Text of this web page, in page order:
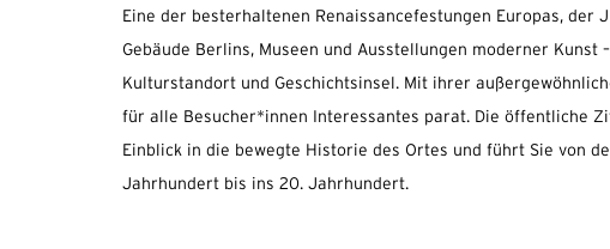
Eine der besterhaltenen Renaissancefestungen Europas, der
Gebäude Berlins, Museen und Ausstellungen moderner Kunst
Kulturstandort und Geschichtsinsel. Mit ihrer
für alle Besucher*innen Interessantes parat. Die öffentliche
Einblick in die bewegte Historie des Ortes und führt Sie von
Jahrhundert bis ins 20. Jahrhundert.